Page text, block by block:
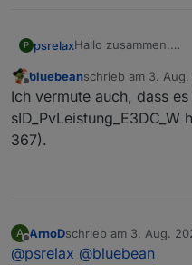
P psrelaxHallo zusammen,
gefunden.
Es werden 2 Mal die
bluebeanschrieb am 3.
zuletzt editiert von
Ich vermute auch, dass
367).
A
Offline
ArnoDschrieb am 3. Aug.
zuletzt editiert von
@psrelax @bluebean